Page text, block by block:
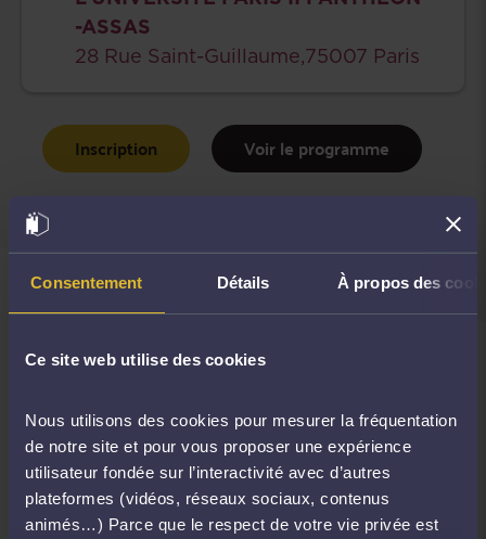
Consentement Détails À propos des
Ce site web utilise des cookies
Nous utilisons des cookies pour mesurer la fréquentation
de notre site et pour vous proposer une expérience
utilisateur fondée sur l’interactivité avec d’autres
plateformes (vidéos, réseaux sociaux, contenus
animés…) Parce que le respect de votre vie privée est
-ASSAS
28 Rue Saint-Guillaume,75007 Paris
Inscription Voir le programme
Voir le programme